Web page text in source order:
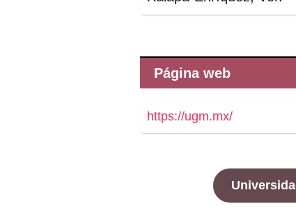
Página web
https://ugm.mx/